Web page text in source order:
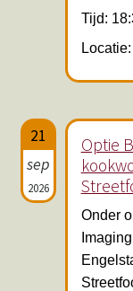
Tijd:
21
sep
2026
Optie
Onder